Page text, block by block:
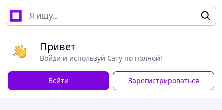
Привет
Войди и используй Сату по полной!
Войти Зарегистрироваться